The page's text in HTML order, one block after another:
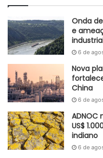
cadastramento.
Fonte Sinproquim
Etiquetas DNIT Químicos
Onda
e
6 de
Nova
China
6 de
US$
indiano
6 de